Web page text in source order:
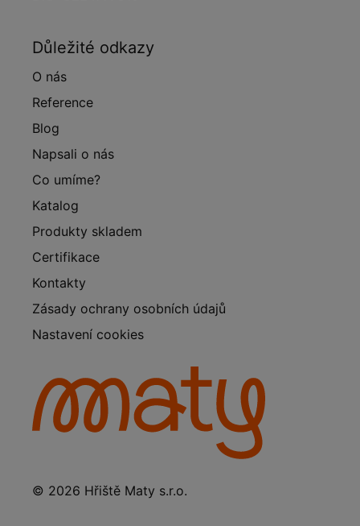
Důležité odkazy
O nás
Reference
Blog
Napsali o nás
Co umíme?
Katalog
Produkty skladem
Certifikace
Kontakty
Zásady ochrany osobních údajů
Nastavení cookies
© 2026 Hřiště Maty s.r.o.